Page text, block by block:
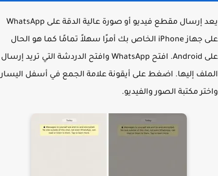
يعد إرسال مقطع فيديو أو صورة عالية الدقة على WhatsApp
على جهاز iPhone الخاص بك أمرًا سهلاً تمامًا كما هو الحال
على Android. افتح WhatsApp وافتح الدردشة التي تريد إرسال
إليها. اضغط على أيقونة علامة الجمع في أسفل اليسار
مكتبة الصور والفيديو.